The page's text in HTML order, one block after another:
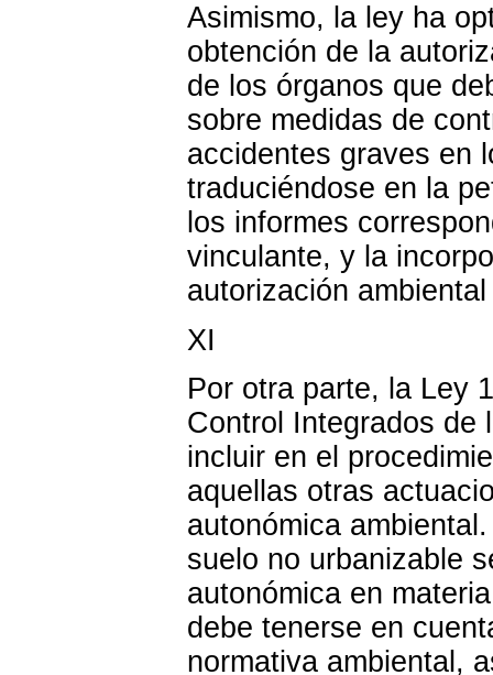
Asimismo, la ley ha
obtención de la
de los órganos que
sobre medidas de
accidentes graves en
traduciéndose en la
los informes
vinculante, y la
autorización
XI
Por otra parte, la Ley
Control Integrados de
incluir en el
aquellas otras
autonómica
suelo no urbanizable
autonómica en
debe tenerse en
normativa ambiental,